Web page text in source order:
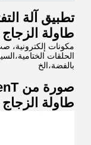
طاولة
مكونات إلكترونية،
الحلقات
بالفضة،الخ
طاولة